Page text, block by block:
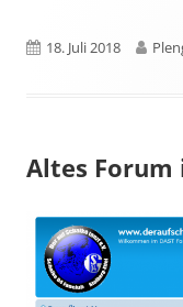
Published
18. Juli 2018
Altes Forum